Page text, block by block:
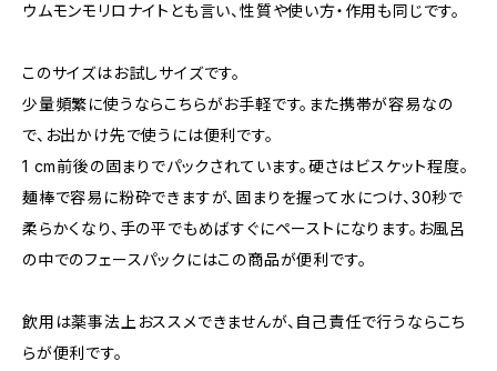
ウムモンモリロナイトとも言い、性質や使い方・作用も同じです。
このサイズはお試しサイズです。
少量頻繁に使うならこちらがお手軽です。また携帯が容易なの
で、お出かけ先で使うには便利です。
1 cm前後の固まりでパックされています。硬さはビスケット程度。
麺棒で容易に粉砕できますが、固まりを握って水につけ、30秒で
柔らかくなり、手の平でもめばすぐにペーストになります。お風呂
の中でのフェースパックにはこの商品が便利です。
飲用は薬事法上おススメできませんが、自己責任で行うならこち
らが便利です。